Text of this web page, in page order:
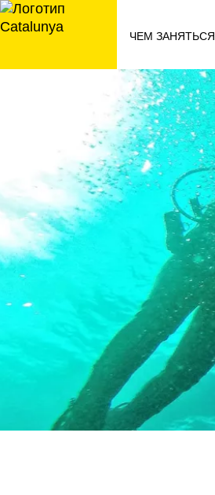
перейти
к
ЧЕМ ЗАНЯТЬСЯ